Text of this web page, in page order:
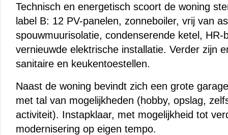
Technisch en energetisch scoort de woning
label B: 12 PV-panelen, zonneboiler, vrij van
spouwmuurisolatie, condenserende ketel, HR-
vernieuwde elektrische installatie. Verder zijn
sanitaire en keukentoestellen.
Naast de woning bevindt zich een grote
met tal van mogelijkheden (hobby, opslag,
activiteit). Instapklaar, met mogelijkheid tot
modernisering op eigen tempo.